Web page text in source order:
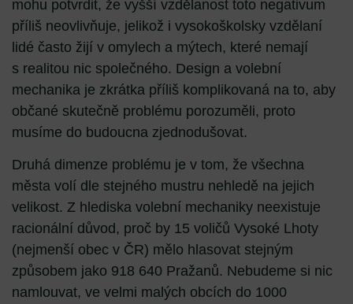
mohu potvrdit, že vyšší vzdělanost toto negativum
příliš neovlivňuje, jelikož i vysokoškolsky vzdělaní
lidé často žijí v omylech a mýtech, které nemají
s realitou nic společného. Design a volební
mechanika je zkrátka příliš komplikovaná na to, aby
občané skutečně problému porozuměli, proto
musíme do budoucna zjednodušovat.
Druhá dimenze problému je v tom, že všechna
města volí dle stejného mustru nehledě na jejich
velikost. Z hlediska volební mechaniky neexistuje
racionální důvod, proč by 15 voličů Vysoké Lhoty
(nejmenší obec v ČR) mělo hlasovat stejným
způsobem jako 918 640 Pražanů. Nebudeme si nic
namlouvat, ve velmi malých obcích do 1000